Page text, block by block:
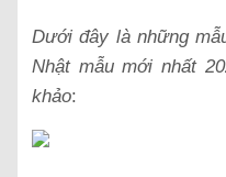
Dưới đây là những
Nhật mẫu mới nhất
khảo: